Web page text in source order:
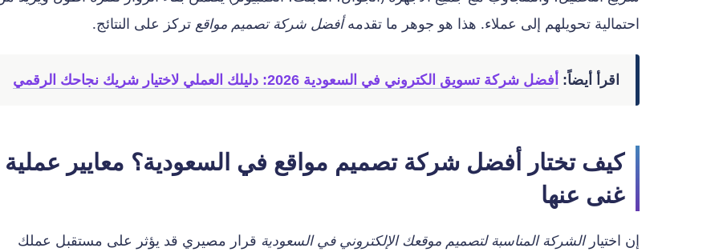
احتمالية تحويلهم إلى عملاء. هذا هو جوهر ما تقدمهأفضل شركة تصميم مواقع تركز على النتائج.
اقرأ أيضاً: أفضل شركة تسويق الكتروني في السعودية 2026: دليلك العملي لاختيار شريك نجاحك الرقمي
كيف تختار أفضل شركة تصميم مواقع في السعودية؟ معايير عملية
غنى عنها
إن اختيارالشركة المناسبة لتصميم موقعك الإلكتروني في السعودية قرار مصيري قد يؤثر على مستقبل عملك